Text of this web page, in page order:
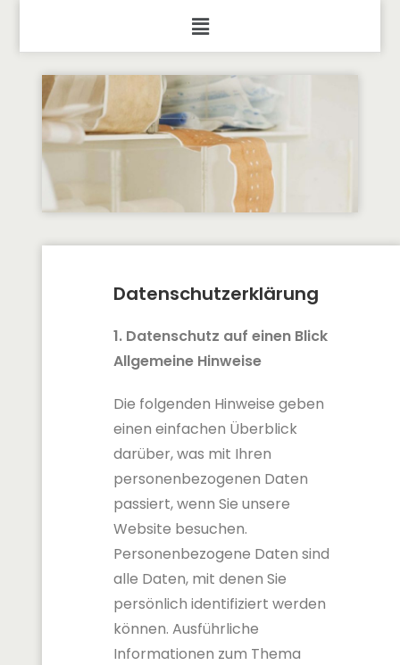
Datenschutzerklärung
1. Datenschutz auf einen Blick
Allgemeine Hinweise
Die folgenden Hinweise geben
einen einfachen Überblick
darüber, was mit Ihren
personenbezogenen Daten
passiert, wenn Sie unsere
Website besuchen.
Personenbezogene Daten sind
alle Daten, mit denen Sie
persönlich identifiziert werden
können. Ausführliche
Informationen zum Thema